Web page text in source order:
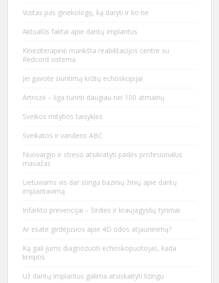
Vizitas pas ginekologę, ką daryti ir ko ne
Aktualūs faktai apie dantų implantus
Kineziterapinė mankšta reabilitacijos centre su
Redcord sistema
Jei gavote siuntimą krūtų echoskopijai
Artrozė – liga turinti daugiau nei 100 atmainų
Sveikos mitybos taisyklės
Sveikatos ir vandens ABC
Nuovargio ir streso atsikratyti padės profesionalus
masažas
Lietuviams vis dar stinga bazinių žinių apie dantų
implantavimą
Infarkto prevencijai – širdies ir kraujagyslių tyrimai
Ar esate girdėjusios apie 4D odos atjauninimą?
Ką gali jums diagnozuoti echoskopuotojas, kada
kreiptis
Už dantų implantus galima atsiskaityti lizingu